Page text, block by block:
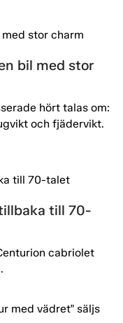
bil med stor
hört talas om:
och fjädervikt.
till 70-
cabriolet